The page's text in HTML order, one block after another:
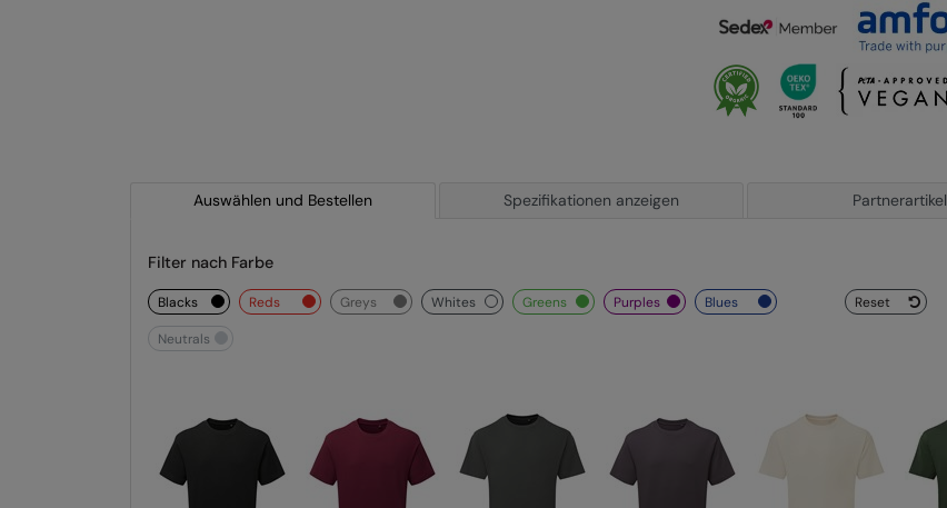
Auswählen und Bestellen Spezifikationen anzeigen Partnerartikel
Filter nach Farbe
Reset
blacks reds greys whites greens purples blues
neutrals